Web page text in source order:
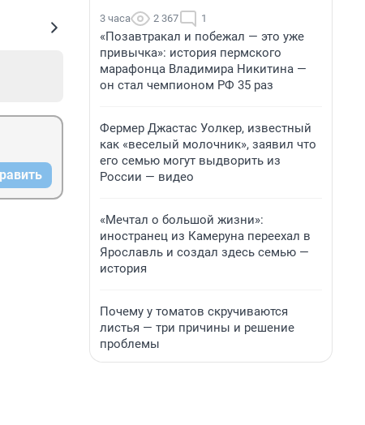
3 часа 2 367 1
«Позавтракал и побежал — это уже
привычка»: история пермского
марафонца Владимира Никитина —
он стал чемпионом РФ 35 раз
Фермер Джастас Уолкер, известный
как «веселый молочник», заявил что
его семью могут выдворить из
России — видео
«Мечтал о большой жизни»:
иностранец из Камеруна переехал в
Ярославль и создал здесь семью —
история
Почему у томатов скручиваются
листья — три причины и решение
проблемы